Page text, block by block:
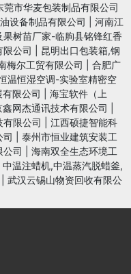
市华麦包装制品有限公司
设备制品有限公司
河南江
树苗厂家-临朐县铭锋红香
限公司
昆明出口包装箱,钢
梅尔工贸有限公司
合肥广
温恒湿空调-实验室精密空
限公司
海宝软件（上
鑫网杰通讯技术有限公司
有限公司
江西硕捷智能科
司
泰州市恒业建筑安装工
公司
海南双全生态环境工
中温注蜡机,中温蒸汽脱蜡釜,
武汉云锡山物资回收有限公